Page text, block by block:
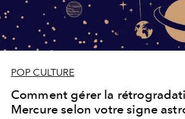
POP CULTURE
Comment gérer la
Mercure selon votre signe